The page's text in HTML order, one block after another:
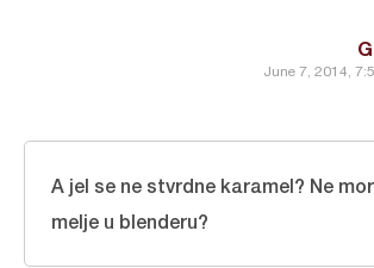
June 7, 2014,
A jel se ne stvrdne karamel? Ne
melje u blenderu?